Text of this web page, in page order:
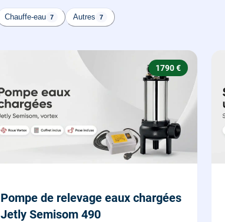
Chauffe-eau 7 Autres 7
1790 €
Pompe de relevage eaux chargées
Jetly Semisom 490